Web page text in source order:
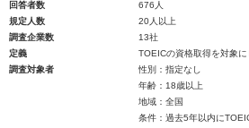
回答者数
676人
規定人数
20人以上
調査企業数
13社
定義
TOEICの資格取得を対象に
調査対象者
性別：指定なし
年齢：18歳以上
地域：全国
条件：過去5年以内に